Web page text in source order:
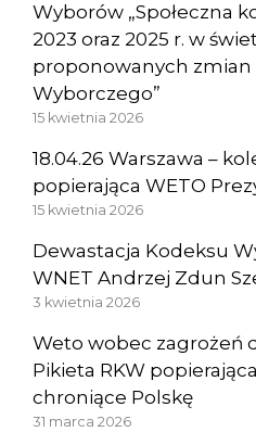
Wyborów „Społeczna
2023 oraz 2025 r. w
proponowanych zmian
Wyborczego”
15 kwietnia 2026
18.04.26 Warszawa –
popierająca WETO
15 kwietnia 2026
Dewastacja Kodeksu
WNET Andrzej Zdun
3 kwietnia 2026
Weto wobec zagrożeń
Pikieta RKW
chroniące Polskę
31 marca 2026